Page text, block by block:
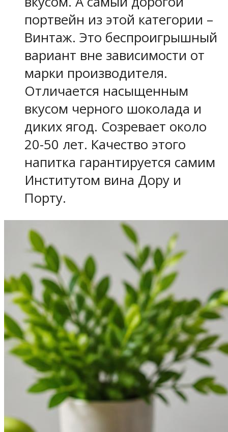
портвейн из этой категории –
Винтаж. Это беспроигрышный
вариант вне зависимости от
марки производителя.
Отличается насыщенным
вкусом черного шоколада и
диких ягод. Созревает около
20-50 лет. Качество этого
напитка гарантируется самим
Институтом вина Дору и
Порту.